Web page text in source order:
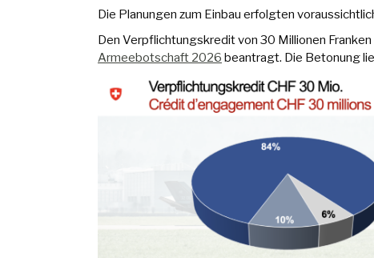
Die Planungen zum Einbau erfolgten
Den Verpflichtungskredit von 30 Millionen
Armeebotschaft 2026 beantragt. Die Betonung